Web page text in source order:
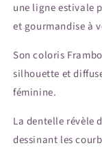
une ligne estivale
et gourmandise à
Son coloris
silhouette et
féminine.
La dentelle révèle
dessinant les